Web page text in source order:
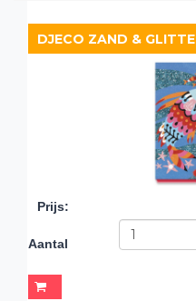
Prijs:
Aantal